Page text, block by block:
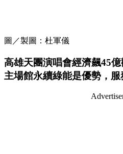
圖／製圖：杜軍儀
高雄天團演唱會經濟飆45
主場館永續綠能是優勢，